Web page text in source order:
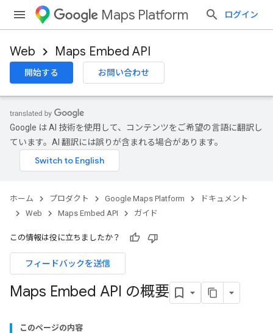
Maps Platform ログイン
Web Maps Embed API
開始する お問い合わせ
Google は AI 技術を使用して、コンテンツをご希望の言語に翻訳し
ています。AI 翻訳には誤りが含まれる場合があります。
ホーム プロダクト Google Maps Platform
ドキュメント
Web
Maps Embed API ガイド
この情報は役に立ちましたか？
フィードバックを送信
Maps Embed API の概要
このページの内容